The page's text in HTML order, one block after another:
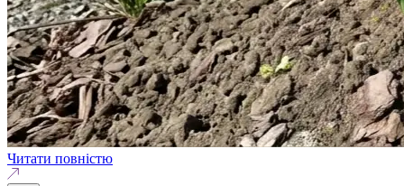
Читати повністю